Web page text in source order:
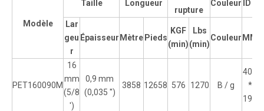
Modèle
Taille Longueur
rupture
Couleur ID
Lar
geu
r
Épaisseur Mètre Pieds
KGF
(min)
Lbs
(min)
Couleur MM
PET160090M
16
mm
(5/8
')
0,9 mm
(0,035 '')
3858 12658 576 1270 B / g
406
*
190